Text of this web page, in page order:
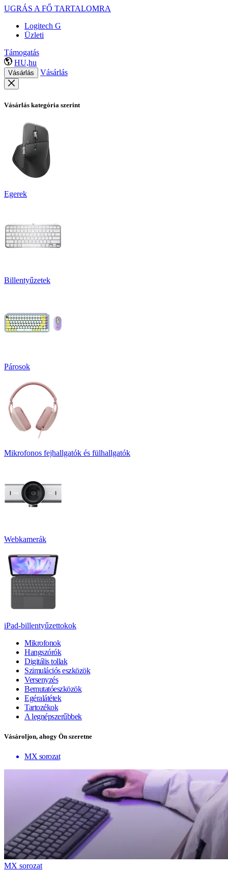
UGRÁS A FŐ TARTALOMRA
Logitech G
Üzleti
Támogatás
HU,hu
Vásárlás Vásárlás
Vásárlás kategória szerint
Egerek
Billentyűzetek
Párosok
Mikrofonos fejhallgatók és fülhallgatók
Webkamerák
iPad-billentyűzettokok
Mikrofonok
Hangszórók
Digitális tollak
Szimulációs eszközök
Versenyzés
Bemutatóeszközök
Egéralátétek
Tartozékok
A legnépszerűbbek
Vásároljon, ahogy Ön szeretne
MX sorozat
MX sorozat